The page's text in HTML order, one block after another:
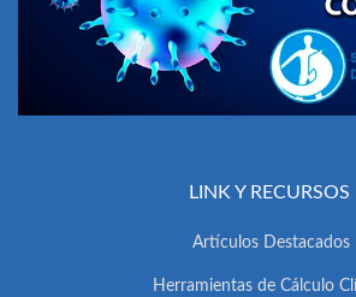
LINK Y RECURSOS
Artículos Destacados
Herramientas de Cálculo